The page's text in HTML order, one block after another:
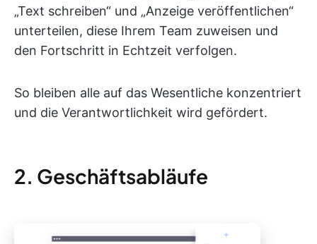
„Text schreiben“ und „Anzeige veröffentlichen“
unterteilen, diese Ihrem Team zuweisen und
den Fortschritt in Echtzeit verfolgen.
So bleiben alle auf das Wesentliche konzentriert
und die Verantwortlichkeit wird gefördert.
2. Geschäftsabläufe